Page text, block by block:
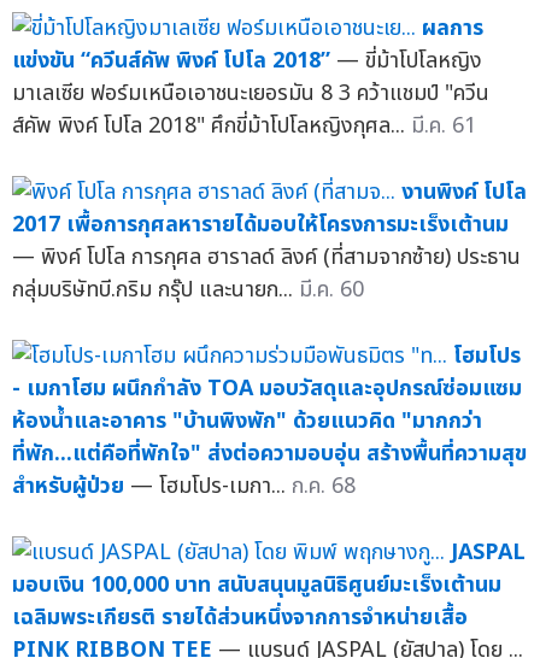
ผลการ
แข่งขัน “ควีนส์คัพ พิงค์ โปโล 2018” — ขี่ม้าโปโลหญิง
มาเลเซีย ฟอร์มเหนือเอาชนะเยอรมัน 8 3 คว้าแชมป์ "ควีน
ส์คัพ พิงค์ โปโล 2018" ศึกขี่ม้าโปโลหญิงกุศล... มี.ค. 61
งานพิงค์ โปโล
2017 เพื้อการกุศลหารายได้มอบให้โครงการมะเร็งเต้านม
— พิงค์ โปโล การกุศล ฮาราลด์ ลิงค์ (ที่สามจากซ้าย) ประธาน
กลุ่มบริษัทบี.กริม กรุ๊ป และนายก... มี.ค. 60
โฮมโปร
- เมกาโฮม ผนึกกำลัง TOA มอบวัสดุและอุปกรณ์ซ่อมแซม
ห้องน้ำและอาคาร "บ้านพิงพัก" ด้วยแนวคิด "มากกว่า
ที่พัก...แต่คือที่พักใจ" ส่งต่อความอบอุ่น สร้างพื้นที่ความสุข
สำหรับผู้ป่วย — โฮมโปร-เมกา... ก.ค. 68
JASPAL
มอบเงิน 100,000 บาท สนับสนุนมูลนิธิศูนย์มะเร็งเต้านม
เฉลิมพระเกียรติ รายได้ส่วนหนึ่งจากการจำหน่ายเสื้อ
PINK RIBBON TEE — แบรนด์ JASPAL (ยัสปาล) โดย ...